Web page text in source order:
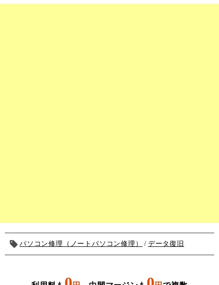
パソコン修理（ノートパソコン修理） データ復旧